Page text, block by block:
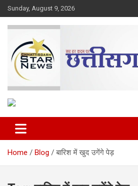
Skip
to
content
Sunday, August 9, 2026
Chhattisgarh Star
Home Blog बारिश में खुद उगेंगे पेड़